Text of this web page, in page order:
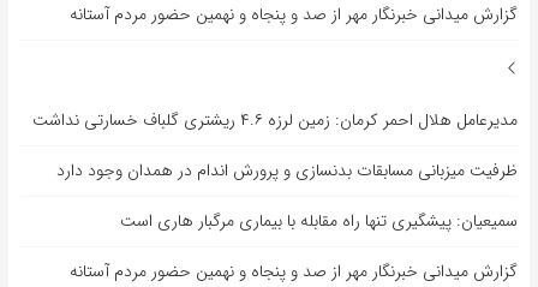
گزارش میدانی خبرنگار مهر از صد و پنجاه و نهمین حضور مردم آستانه
مدیرعامل هلال احمر کرمان: زمین لرزه ۴.۶ ریشتری گلباف خسارتی نداشت
ظرفیت میزبانی مسابقات بدنسازی و پرورش اندام در همدان وجود دارد
سمیعیان: پیشگیری تنها راه مقابله با بیماری مرگبار هاری است
گزارش میدانی خبرنگار مهر از صد و پنجاه و نهمین حضور مردم آستانه